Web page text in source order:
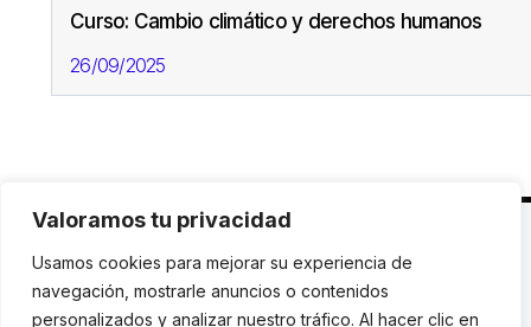
Valoramos tu privacidad
Usamos cookies para mejorar su experiencia de
navegación, mostrarle anuncios o contenidos
personalizados y analizar nuestro tráfico. Al hacer clic en
Curso: Cambio climático y derechos humanos
26/09/2025
C. Avinyó 44, 2n | 08002 Barcelona |T.: +34 93
119 03 72|institut@idhc.org